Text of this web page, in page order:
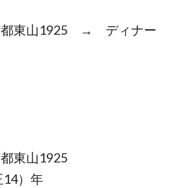
都東山1925 → ディナー
東山1925
14）年